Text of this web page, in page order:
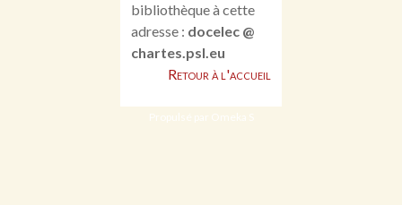
bibliothèque à cette
adresse : docelec @
chartes.psl.eu
Retour à l'accueil
Propulsé par Omeka S